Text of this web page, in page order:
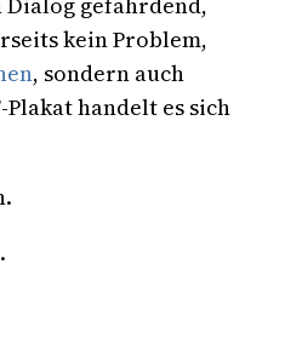
kein Problem,
, sondern auch
handelt es sich